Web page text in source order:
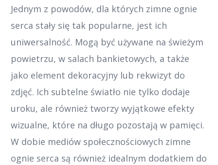
Jednym z powodów, dla których zimne ognie
serca stały się tak popularne, jest ich
uniwersalność. Mogą być używane na świeżym
powietrzu, w salach bankietowych, a także
jako element dekoracyjny lub rekwizyt do
zdjęć. Ich subtelne światło nie tylko dodaje
uroku, ale również tworzy wyjątkowe efekty
wizualne, które na długo pozostają w pamięci.
W dobie mediów społecznościowych zimne
ognie serca są również idealnym dodatkiem do